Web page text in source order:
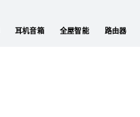
耳机音箱 全屋智能 路由器